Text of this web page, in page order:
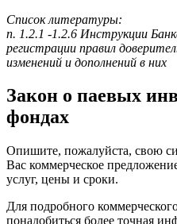
Список литературы:
п. 1.2.1 -1.2.6 Инструкции
регистрации правил
изменений и дополнений в них
Закон о паевых
фондах
Опишите, пожалуйста, свою
Вас коммерческое
услуг, цены и сроки.
Для подробного
понадобиться более точная